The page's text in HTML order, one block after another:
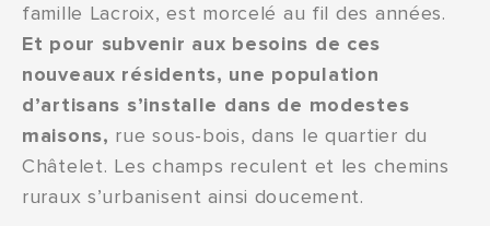
famille Lacroix, est morcelé au fil des années.
Et pour subvenir aux besoins de ces
nouveaux résidents, une population
d’artisans s’installe dans de modestes
maisons, rue sous-bois, dans le quartier du
Châtelet. Les champs reculent et les chemins
ruraux s’urbanisent ainsi doucement.